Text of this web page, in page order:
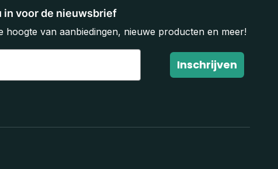
in voor de nieuwsbrief
hoogte van aanbiedingen, nieuwe producten en meer!
Inschrijven